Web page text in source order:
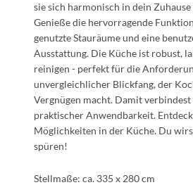
sie sich harmonisch in dein
Genieße die hervorragende
genutzte Stauräume und eine
Ausstattung. Die Küche ist robust,
reinigen - perfekt für die
unvergleichlicher Blickfang, der
Vergnügen macht. Damit
praktischer Anwendbarkeit.
Möglichkeiten in der Küche. Du
spüren!
Stellmaße: ca. 335 x 280 cm